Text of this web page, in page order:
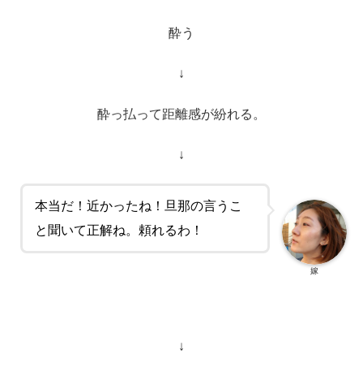
酔う
↓
酔っ払って距離感が紛れる。
↓
本当だ！近かったね！旦那の言うこ
と聞いて正解ね。頼れるわ！
嫁
↓